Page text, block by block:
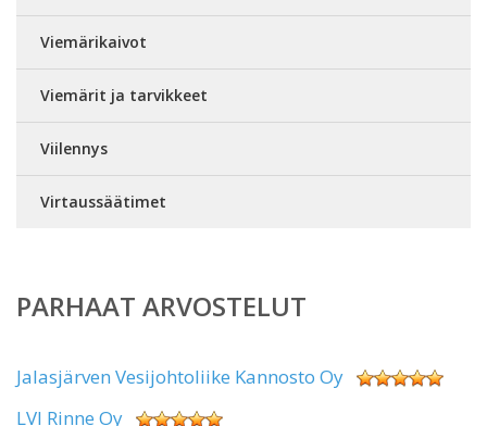
Viemärikaivot
Viemärit ja tarvikkeet
Viilennys
Virtaussäätimet
PARHAAT ARVOSTELUT
Jalasjärven Vesijohtoliike Kannosto Oy
LVI Rinne Oy